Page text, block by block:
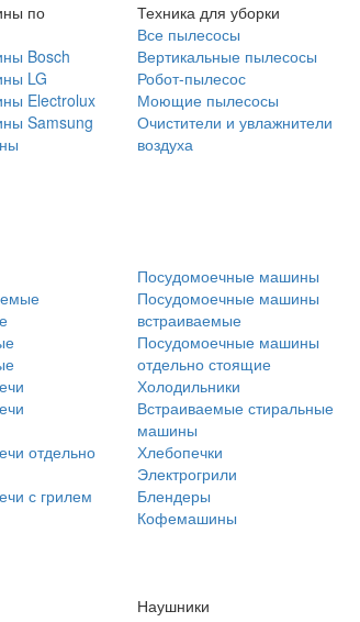
по
Bosch
LG
Electrolux
Samsung
Техника для уборки
Все пылесосы
Вертикальные пылесосы
Робот-пылесос
Моющие пылесосы
Очистители и увлажнители
воздуха
отдельно
с грилем
Посудомоечные машины
Посудомоечные машины
встраиваемые
Посудомоечные машины
отдельно стоящие
Холодильники
Встраиваемые стиральные
машины
Хлебопечки
Электрогрили
Блендеры
Кофемашины
Наушники